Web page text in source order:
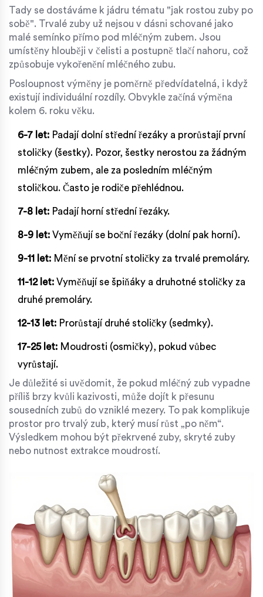
Tady se dostáváme k jádru tématu "jak rostou zuby po
sobě". Trvalé zuby už nejsou v dásni schované jako
malé semínko přímo pod mléčným zubem. Jsou
umístěny hlouběji v čelisti a postupně tlačí nahoru, což
způsobuje vykořenění mléčného zubu.
Posloupnost výměny je poměrně předvídatelná, i když
existují individuální rozdíly. Obvykle začíná výměna
kolem 6. roku věku.
6-7 let: Padají dolní střední řezáky a prorůstají první
stoličky (šestky). Pozor, šestky nerostou za žádným
mléčným zubem, ale za posledním mléčným
stoličkou. Často je rodiče přehlédnou.
7-8 let: Padají horní střední řezáky.
8-9 let: Vyměňují se boční řezáky (dolní pak horní).
9-11 let: Mění se prvotní stoličky za trvalé premoláry.
11-12 let: Vyměňují se špiňáky a druhotné stoličky za
druhé premoláry.
12-13 let: Prorůstají druhé stoličky (sedmky).
17-25 let: Moudrosti (osmičky), pokud vůbec
vyrůstají.
Je důležité si uvědomit, že pokud mléčný zub vypadne
příliš brzy kvůli kazivosti, může dojít k přesunu
sousedních zubů do vzniklé mezery. To pak komplikuje
prostor pro trvalý zub, který musí růst „po něm“.
Výsledkem mohou být překrvené zuby, skryté zuby
nebo nutnost extrakce moudrostí.